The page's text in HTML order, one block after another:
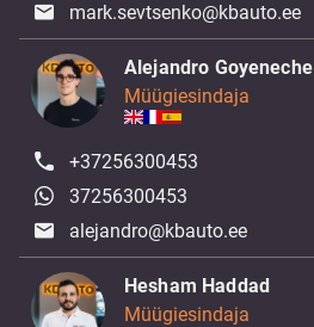
mark.sevtsenko@kbauto.ee
Alejandro Goyeneche
Müügiesindaja
+37256300453
37256300453
alejandro@kbauto.ee
Hesham Haddad
Müügiesindaja